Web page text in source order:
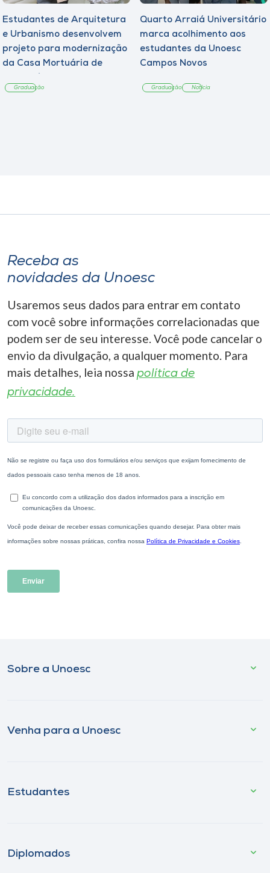
Estudantes de Arquitetura
e Urbanismo desenvolvem
projeto para modernização
da Casa Mortuária de
Graduação
Quarto Arraiá Universitário
marca acolhimento aos
estudantes da Unoesc
Campos Novos
Graduação Notícia
Receba as
novidades da Unoesc
Usaremos seus dados para entrar em contato
com você sobre informações correlacionadas que
podem ser de seu interesse. Você pode cancelar o
envio da divulgação, a qualquer momento. Para
mais detalhes, leia nossa política de
privacidade.
Sobre a Unoesc
Venha para a Unoesc
Estudantes
Diplomados